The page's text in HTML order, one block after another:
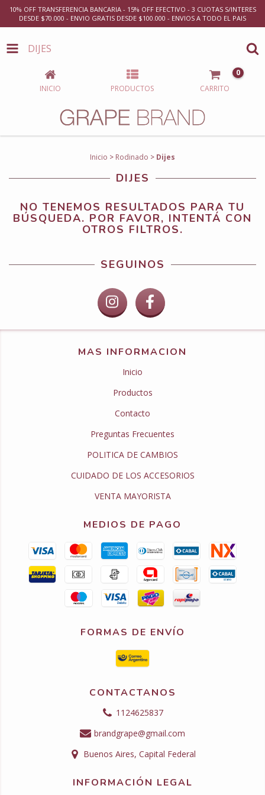
10% OFF TRANSFERENCIA BANCARIA - 15% OFF EFECTIVO - 3 CUOTAS S/INTERES
DESDE $70.000 - ENVIO GRATIS DESDE $100.000 - ENVIOS A TODO EL PAIS
DIJES
INICIO PRODUCTOS CARRITO
0
Inicio > Rodinado > Dijes
DIJES
NO TENEMOS RESULTADOS PARA TU
BÚSQUEDA. POR FAVOR, INTENTÁ CON
OTROS FILTROS.
SEGUINOS
MAS INFORMACION
Inicio
Productos
Contacto
Preguntas Frecuentes
POLITICA DE CAMBIOS
CUIDADO DE LOS ACCESORIOS
VENTA MAYORISTA
MEDIOS DE PAGO
FORMAS DE ENVÍO
CONTACTANOS
1124625837
brandgrape@gmail.com
Buenos Aires, Capital Federal
INFORMACIÓN LEGAL